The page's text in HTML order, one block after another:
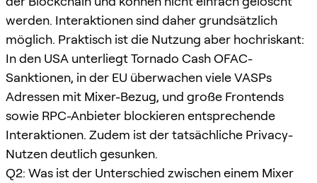
werden. Interaktionen sind daher grundsätzlich
möglich. Praktisch ist die Nutzung aber hochriskant:
In den USA unterliegt Tornado Cash OFAC-
Sanktionen, in der EU überwachen viele VASPs
Adressen mit Mixer-Bezug, und große Frontends
sowie RPC-Anbieter blockieren entsprechende
Interaktionen. Zudem ist der tatsächliche Privacy-
Nutzen deutlich gesunken.
Q2: Was ist der Unterschied zwischen einem Mixer